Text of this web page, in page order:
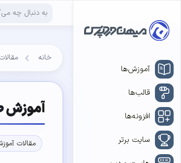
آموزش‌ها
قالب‌ها
افزونه‌ها
سایت برتر
خانه
آموزش
مقالات